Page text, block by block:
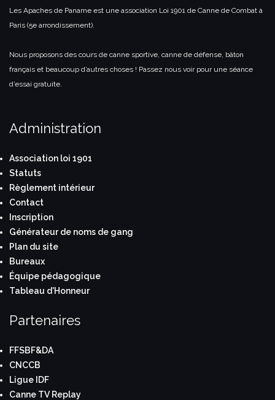
Les Apaches de Paname est une association Loi 1901 de Canne de Combat à
Paris (5e arrondissement).
Nous proposons des cours de canne sportive, canne de défense, bâton
français et beaucoup d’autres choses ! Passez nous voir pour une séance
d’essai gratuite.
Administration
Association loi 1901
Statuts
Règlement intérieur
Contact
Inscription
Générateur de noms de gang
Plan du site
Bureaux
Équipe pédagogique
Tableau d'Honneur
Partenaires
FFSBF&DA
CNCCB
Ligue IDF
Canne TV Replay